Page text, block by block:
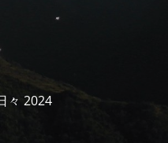
々 2024